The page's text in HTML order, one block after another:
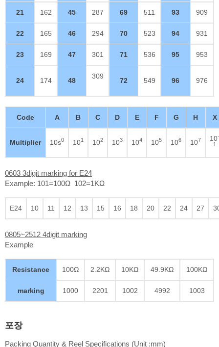
21 162 45 287 69 511 93 909
22 165 46 294 70 523 94 931
23 169 47 301 71 536 95 953
24 174 48
309
72 549 96 976
Code A B C D E F G H X
Multiplier 10s0 101 102 103 104 105 106 107 10-
1
0603 3digit marking for E24
Example: 101=100Ω 102=1KΩ
E24 10 11 12 13 15 16 18 20 22 24 27
0805~2512 4digit marking
Example
Resistance 100Ω 2.2KΩ 10KΩ 49.9KΩ 100KΩ
marking 1000 2201 1002 4992 1003
포장
Packing Quantity & Reel Specifications (Unit :mm)